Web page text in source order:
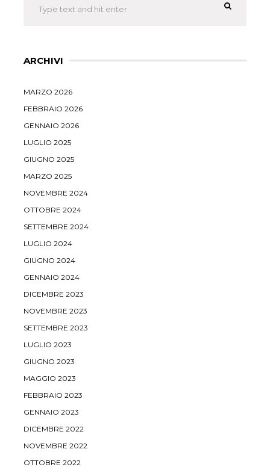
ARCHIVI
MARZO 2026
FEBBRAIO 2026
GENNAIO 2026
LUGLIO 2025
GIUGNO 2025
MARZO 2025
NOVEMBRE 2024
OTTOBRE 2024
SETTEMBRE 2024
LUGLIO 2024
GIUGNO 2024
GENNAIO 2024
DICEMBRE 2023
NOVEMBRE 2023
SETTEMBRE 2023
LUGLIO 2023
GIUGNO 2023
MAGGIO 2023
FEBBRAIO 2023
GENNAIO 2023
DICEMBRE 2022
NOVEMBRE 2022
OTTOBRE 2022